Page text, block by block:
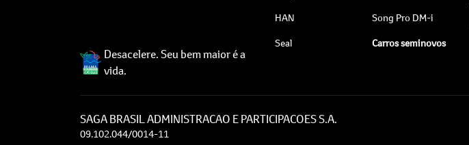
Desacelere. Seu bem maior é a
vida.
HAN
Seal
Song Pro DM-i
Carros seminovos
SAGA BRASIL ADMINISTRACAO E PARTICIPACOES S.A.
09.102.044/0014-11